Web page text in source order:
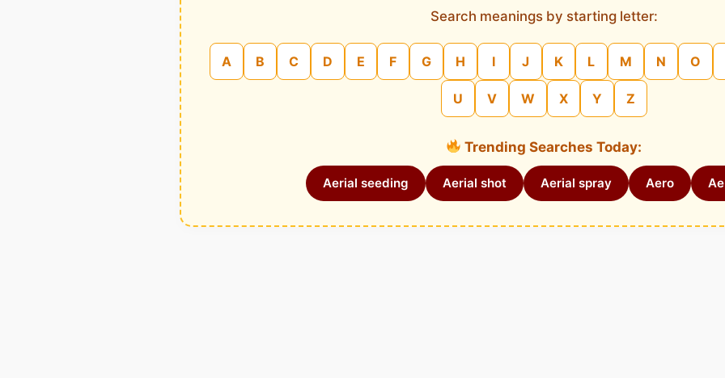
Search meanings by starting letter:
A B C D E F G H I J K L M N O
U V W X Y Z
Trending Searches Today:
Aerial seeding Aerial shot Aerial spray Aero